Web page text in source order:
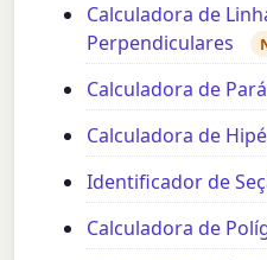
Calculadora de
Perpendiculares
Calculadora de
Calculadora de
Identificador de
Calculadora de